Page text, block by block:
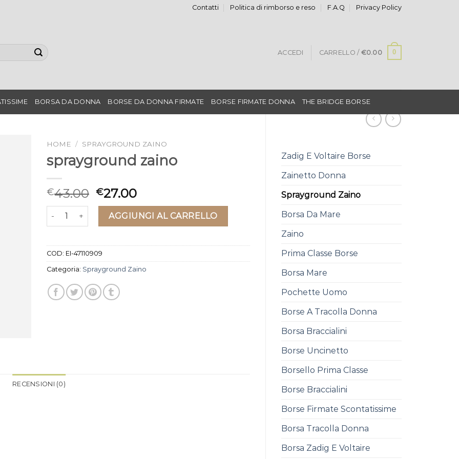
Contatti Politica di rimborso e reso F.A.Q Privacy Policy
ACCEDI CARRELLO / €0.00 0
BORSA DA DONNA BORSE DA DONNA FIRMATE BORSE FIRMATE DONNA THE BRIDGE BORSE
Zadig E Voltaire Borse
Zainetto Donna
Sprayground Zaino
Borsa Da Mare
Zaino
Prima Classe Borse
Borsa Mare
Pochette Uomo
Borse A Tracolla Donna
Borsa Braccialini
Borse Uncinetto
Borsello Prima Classe
Borse Braccialini
Borse Firmate Scontatissime
Borsa Tracolla Donna
Borsa Zadig E Voltaire
HOME / SPRAYGROUND ZAINO
sprayground zaino
€43.00 €27.00
sprayground zaino quantitàAGGIUNGI AL CARRELLO
COD: EI-47110909
Categoria: Sprayground Zaino
RECENSIONI (0)